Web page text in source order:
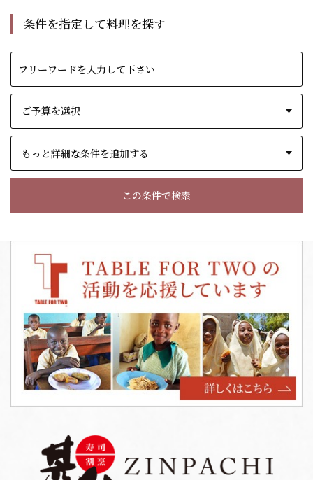
条件を指定して料理を探す
もっと詳細な条件を追加する
この条件で検索